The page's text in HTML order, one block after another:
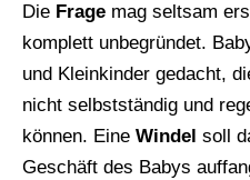
Die Frage mag seltsam
komplett unbegründet.
und Kleinkinder gedacht,
nicht selbstständig und
können. Eine Windel soll
Geschäft des Babys